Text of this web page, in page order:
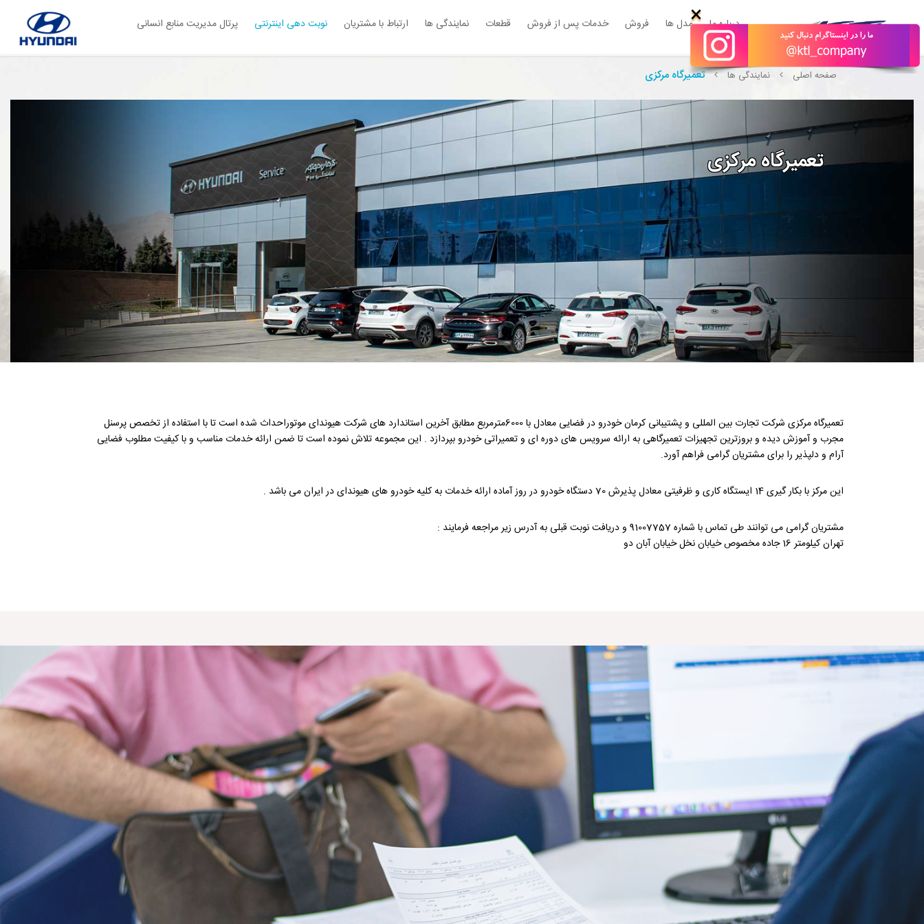
درباره ما مدل ها فروش خدمات پس از فروش قطعات نمایندگی ها ارتباط با مشتریان نوبت دهی اینترنتی پرتال مدیریت منابع انسانی ×
صفحه اصلی نمایندگی ها تعمیرگاه مرکزی
تعمیرگاه مرکزی
تعمیرگاه مرکزی شرکت تجارت بین المللی و پشتیبانی کرمان خودرو در فضایی معادل با 6000مترمربع مطابق آخرین استاندارد های شركت هیوندای موتوراحداث شده است تا با استفاده از تخصص پرسنل
مجرب و آموزش دیده و بروزترین تجهیزات تعمیرگاهی به ارائه سرویس های دوره ای و تعمیراتی خودرو بپردازد . این مجموعه تلاش نموده است تا ضمن ارائه خدمات مناسب و با کیفیت مطلوب فضایی
آرام و دلپذیر را برای مشتریان گرامی فراهم آورد.
این مرکز با بکار گیری 14 ایستگاه کاری و ظرفیتی معادل پذیرش 70 دستگاه خودرو در روز آماده ارائه خدمات به کلیه خودرو های هیوندای در ایران می باشد .
مشتریان گرامی می توانند طی تماس با شماره 91007757 و دریافت نوبت قبلی به آدرس زیر مراجعه فرمایند :
تهران کیلومتر 16 جاده مخصوص خیابان نخل خیابان آبان دو